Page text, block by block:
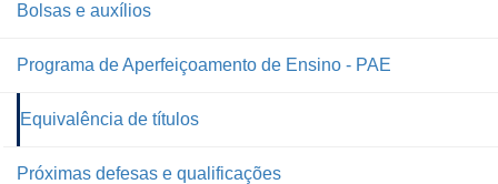
Bolsas e auxílios
Programa de Aperfeiçoamento de Ensino - PAE
Equivalência de títulos
Próximas defesas e qualificações